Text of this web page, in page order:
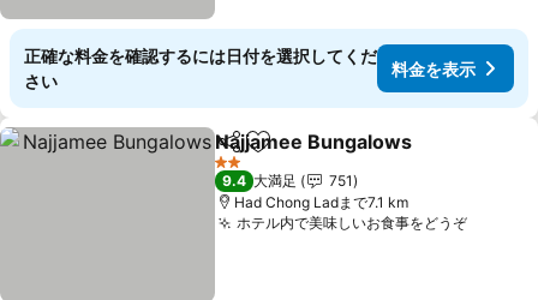
正確な料金を確認するには日付を選択してくだ
さい
料金を表示
シェアお気に入りに追加
Najjamee Bungalows
2 ホテルのランク
9.4 大満足
751
Had Chong Ladまで7.1 km
ホテル内で美味しいお食事をどうぞ料金を